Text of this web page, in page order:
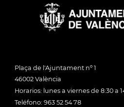
Plaça de l'Ajuntament nº 1
46002 València
Horarios: lunes a viernes de 8:30 a
Teléfono: 963 52 54 78